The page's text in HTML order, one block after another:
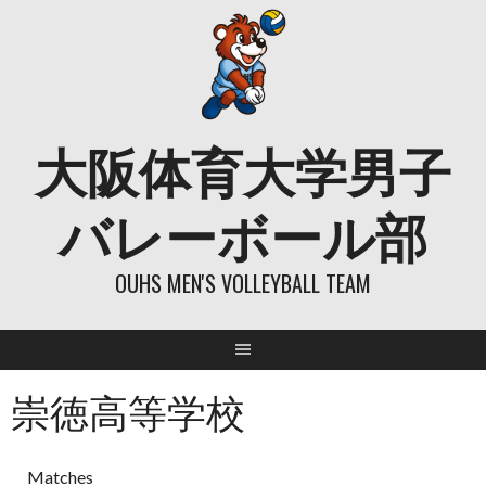
大阪体育大学男子
バレーボール部
OUHS MEN'S VOLLEYBALL TEAM
崇徳高等学校
Matches